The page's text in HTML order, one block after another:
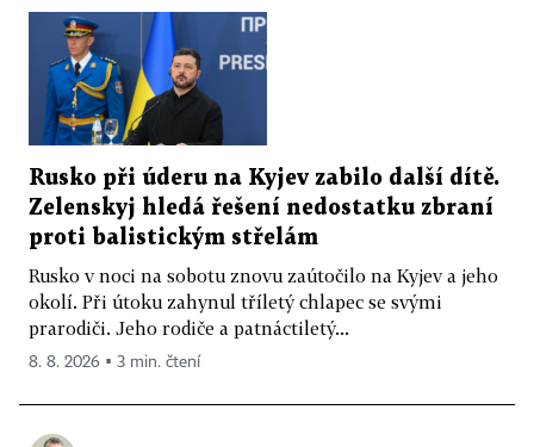
Rusko při úderu na Kyjev zabilo další dítě.
Zelenskyj hledá řešení nedostatku zbraní
proti balistickým střelám
Rusko v noci na sobotu znovu zaútočilo na Kyjev a jeho
okolí. Při útoku zahynul tříletý chlapec se svými
prarodiči. Jeho rodiče a patnáctiletý...
8. 8. 2026 ▪ 3 min. čtení